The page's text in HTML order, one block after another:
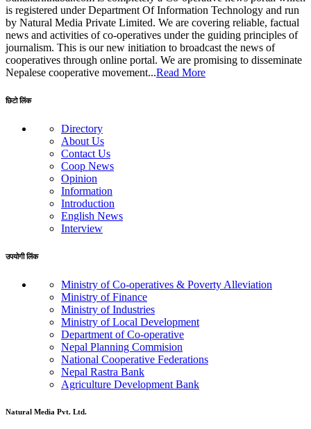
is registered under Department Of Information Technology and run
by Natural Media Private Limited. We are covering reliable, factual
news and activities of co-operatives under the guiding principles of
journalism. This is our new initiation to broadcast the news of
cooperatives through online portal. We are promising to disseminate
Nepalese cooperative movement...Read More
छिटो लिंक
Directory
About Us
Contact Us
Coop News
Opinion
Information
Introduction
English News
Interview
उपयोगी लिंक
Ministry of Co-operatives & Poverty Alleviation
Ministry of Finance
Ministry of Industries
Ministry of Local Development
Department of Co-operative
Nepal Planning Commision
National Cooperative Federations
Nepal Rastra Bank
Agriculture Development Bank
Natural Media Pvt. Ltd.